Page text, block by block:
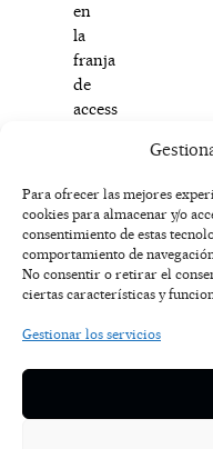
Para ofrecer las mejores
cookies para almacenar y/o
consentimiento de estas
comportamiento de
No consentir o retirar el
ciertas características y
Gestionar los servicios
en
la
franja
de
access